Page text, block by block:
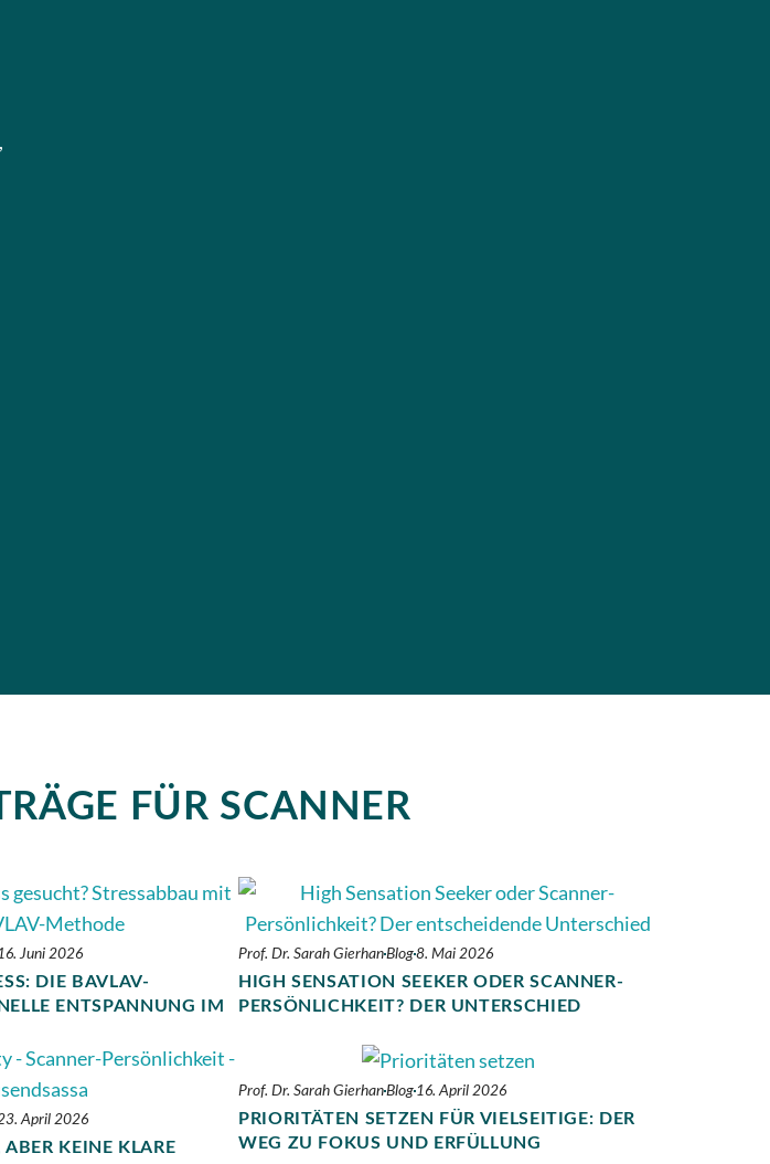
FÜR SCANNER
16. Juni 2026
DIE BAVLAV-
ENTSPANNUNG IM
Prof. Dr. Sarah GierhanBlog8. Mai 2026
HIGH SENSATION SEEKER ODER SCANNER-
PERSÖNLICHKEIT? DER UNTERSCHIED
April 2026
KEINE KLARE
Prof. Dr. Sarah GierhanBlog 16. April 2026
PRIORITÄTEN SETZEN FÜR VIELSEITIGE: DER
WEG ZU FOKUS UND ERFÜLLUNG